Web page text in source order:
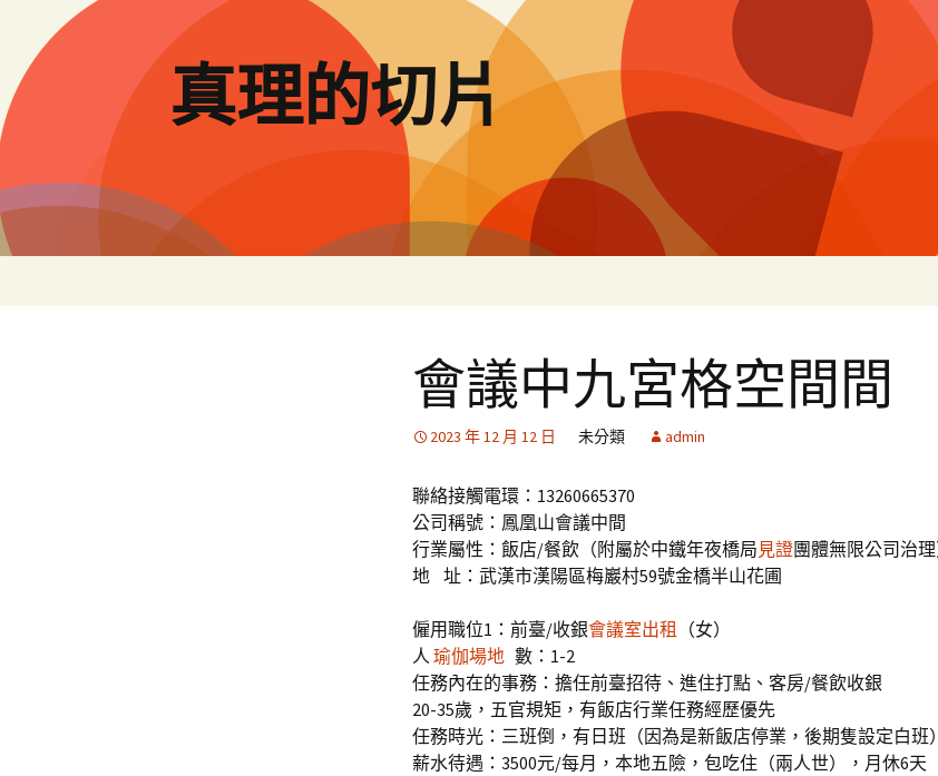
要
內
容
真理的切片
會議中九宮格空間間
2023 年 12 月 12 日 未分類 admin
聯絡接觸電環：13260665370
公司稱號：鳳凰山會議中間
行業屬性：飯店/餐飲（附屬於中鐵年夜橋局 見證團體無限公司治理
地 址：武漢市漢陽區梅巖村59號金橋半山花圃
僱用職位1：前臺/收銀會議室出租
（女）
人 瑜伽場地 數：1-2
任務內在的事務：擔任前臺招待、進住打點、客房/餐飲收銀
20-35歲，五官規矩，有飯店行業任務經歷優先
任務時光：三班倒，有日班（因為是新飯店停業，後期隻設定白班）
薪水待遇：3500元/每月，本地五險，包吃住（兩人世），月休6天